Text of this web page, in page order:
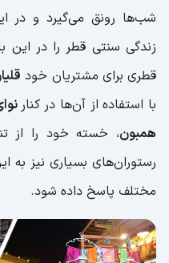
شب‌ها رونق می‌گیرد و در
زندگی سنتی قطر را در این
قطری برای مشتریان خود
با استفاده از آن‌ها در کنار
همبون، خسته خود را از
رستوران‌های بسیاری نیز به
مختلف پاسخ داده شود.